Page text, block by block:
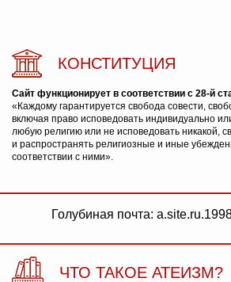
КОНСТИТУЦИЯ
Сайт функционирует в соответствии с 28-й
«Каждому гарантируется свобода совести,
включая право исповедовать индивидуально
любую религию или не исповедовать никакой,
и распространять религиозные и иные
соответствии с ними».
Голубиная почта:
ЧТО ТАКОЕ АТЕИЗМ?